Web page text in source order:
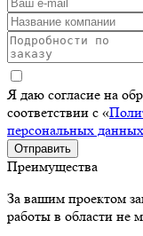
Я даю согласие на
соответствии с «
персональных данных
Отправить
Преимущества
За вашим проектом
работы в области не